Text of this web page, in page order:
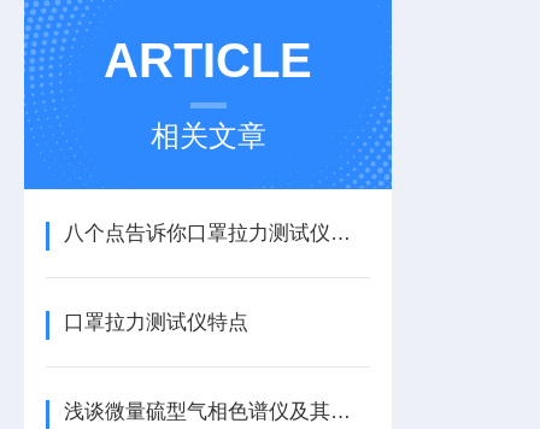
ARTICLE
相关文章
八个点告诉你口罩拉力测试仪的特点
口罩拉力测试仪特点
浅谈微量硫型气相色谱仪及其特点